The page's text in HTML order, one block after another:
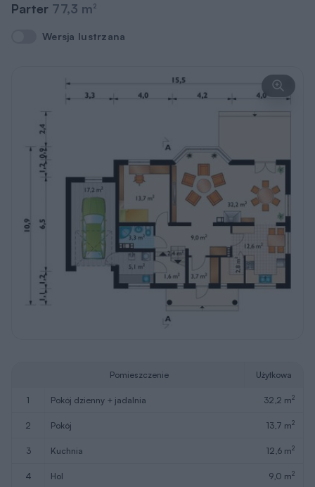
Parter 77,3 m2
Wersja lustrzana
Wersja lustrzana
Pomieszczenie Użytkowa
1 pokój dzienny + jadalnia 32,2 m2
2 pokój 13,7 m2
3 kuchnia 12,6 m2
4 hol 9,0 m2